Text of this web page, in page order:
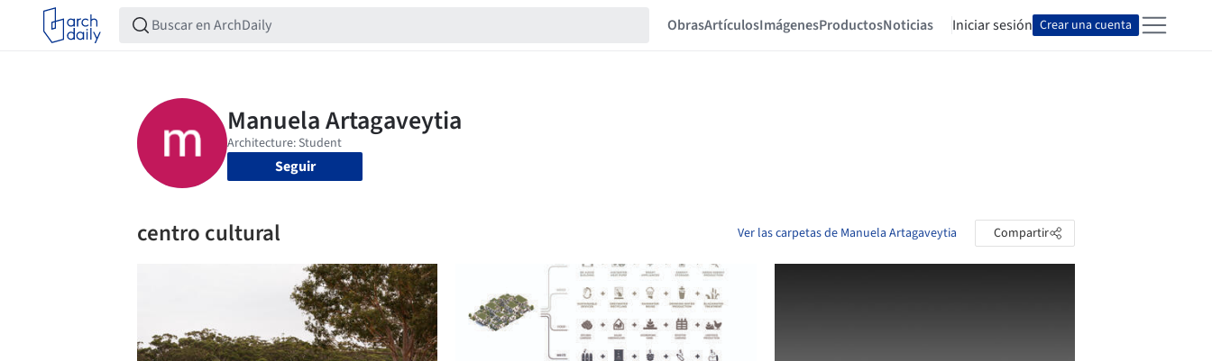
ObrasArtículosImágenesProductosNoticias Iniciar sesión Crear una cuenta
Seguir
centro cultural Ver las carpetas de Manuela Artagaveytia Compartir